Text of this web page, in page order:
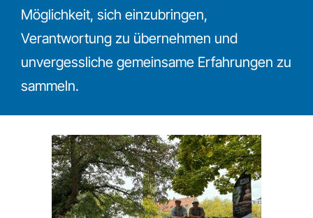
Möglichkeit, sich einzubringen,
Verantwortung zu übernehmen und
unvergessliche gemeinsame Erfahrungen zu
sammeln.